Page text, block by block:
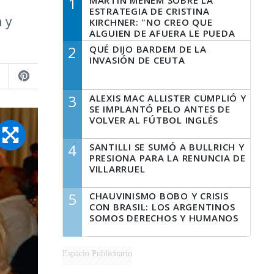
y
ESTRATEGIA DE CRISTINA
KIRCHNER: "NO CREO QUE
ALGUIEN DE AFUERA LE PUEDA
DECIR A LA JUSTICIA LO QUE
TIENE QUE HACER"
2
QUÉ DIJO BARDEM DE LA
INVASIÓN DE CEUTA
3
ALEXIS MAC ALLISTER CUMPLIÓ Y
SE IMPLANTÓ PELO ANTES DE
VOLVER AL FÚTBOL INGLÉS
4
SANTILLI SE SUMÓ A BULLRICH Y
PRESIONA PARA LA RENUNCIA DE
VILLARRUEL
5
CHAUVINISMO BOBO Y CRISIS
CON BRASIL: LOS ARGENTINOS
SOMOS DERECHOS Y HUMANOS
Espacio Publicitario